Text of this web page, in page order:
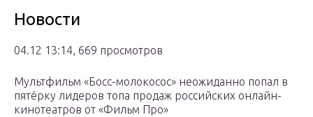
Новости
04.12 13:14, 669 просмотров
Мультфильм «Босс-молокосос» неожиданно попал в
пятёрку лидеров топа продаж российских онлайн-
кинотеатров от «Фильм Про»